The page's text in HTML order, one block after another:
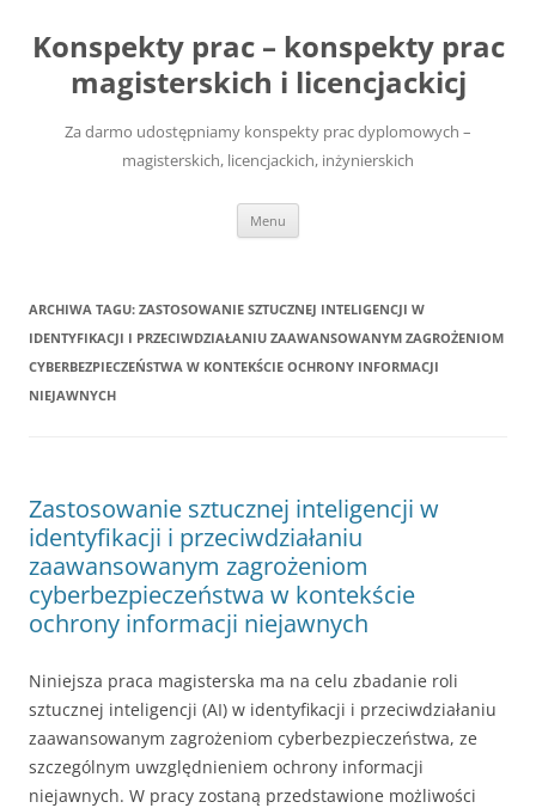
treści
Konspekty prac – konspekty prac
magisterskich i licencjackicj
Za darmo udostępniamy konspekty prac dyplomowych –
magisterskich, licencjackich, inżynierskich
Menu
ARCHIWA TAGU: ZASTOSOWANIE SZTUCZNEJ INTELIGENCJI W
IDENTYFIKACJI I PRZECIWDZIAŁANIU ZAAWANSOWANYM ZAGROŻENIOM
CYBERBEZPIECZEŃSTWA W KONTEKŚCIE OCHRONY INFORMACJI
NIEJAWNYCH
Zastosowanie sztucznej inteligencji w
identyfikacji i przeciwdziałaniu
zaawansowanym zagrożeniom
cyberbezpieczeństwa w kontekście
ochrony informacji niejawnych
Niniejsza praca magisterska ma na celu zbadanie roli
sztucznej inteligencji (AI) w identyfikacji i przeciwdziałaniu
zaawansowanym zagrożeniom cyberbezpieczeństwa, ze
szczególnym uwzględnieniem ochrony informacji
niejawnych. W pracy zostaną przedstawione możliwości